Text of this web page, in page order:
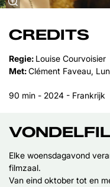
CREDITS
Regie: Louise Courvoisier
Met:Clément Faveau,
90 min - 2024 - Frankrijk
Elke woensdagavond
filmzaal.
Van eind oktober tot en